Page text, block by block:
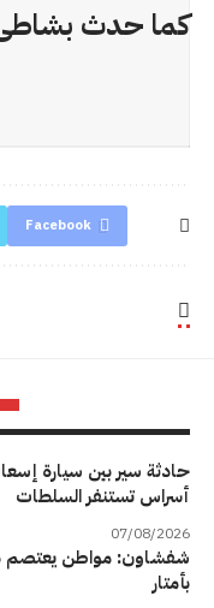
كما حدث
Facebook
حادثة سير بين سيارة
أسراس تستنفر السلطات
07/08/2026
شفشاون: مواطن
بأمتار